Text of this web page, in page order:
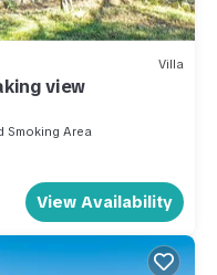
Villa
view
Smoking Area
View Availability